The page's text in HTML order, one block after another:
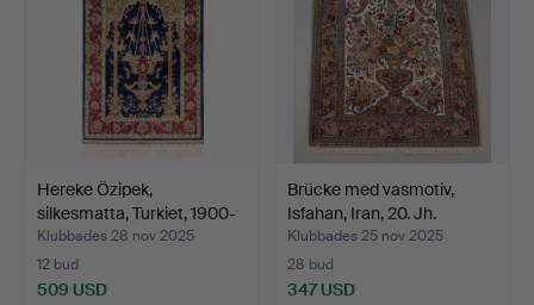
Hereke Özipek,
silkesmatta, Turkiet, 1900-
…
Klubbades 28 nov 2025
12 bud
509 USD
Brücke med vasmotiv,
Isfahan, Iran, 20. Jh.
Klubbades 25 nov 2025
28 bud
347 USD